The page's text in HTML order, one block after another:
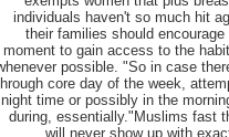
individuals haven't so much hit
their families should
moment to gain access to the
possible. "So in case
core day of the week,
night time or possibly in the
during, essentially."Muslims fast
will never show up with